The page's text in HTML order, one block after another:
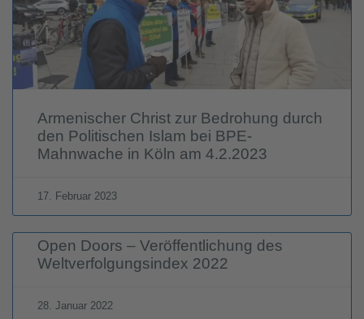
Armenischer Christ zur Bedrohung durch
den Politischen Islam bei BPE-
Mahnwache in Köln am 4.2.2023
17. Februar 2023
Open Doors – Veröffentlichung des
Weltverfolgungsindex 2022
28. Januar 2022